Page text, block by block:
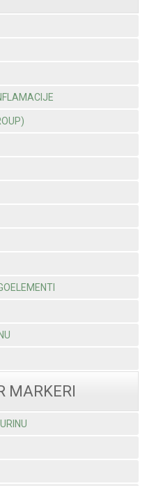
MARKERI